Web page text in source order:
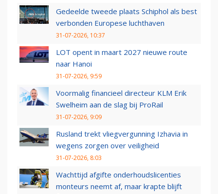
Gedeelde tweede plaats Schiphol als best
verbonden Europese luchthaven
31-07-2026, 10:37
LOT opent in maart 2027 nieuwe route
naar Hanoi
31-07-2026, 9:59
Voormalig financieel directeur KLM Erik
Swelheim aan de slag bij ProRail
31-07-2026, 9:09
Rusland trekt vliegvergunning Izhavia in
wegens zorgen over veiligheid
31-07-2026, 8:03
Wachttijd afgifte onderhoudslicenties
monteurs neemt af, maar krapte blijft